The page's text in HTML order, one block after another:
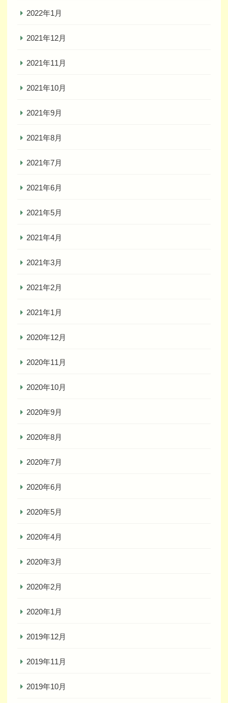
2022年1月
2021年12月
2021年11月
2021年10月
2021年9月
2021年8月
2021年7月
2021年6月
2021年5月
2021年4月
2021年3月
2021年2月
2021年1月
2020年12月
2020年11月
2020年10月
2020年9月
2020年8月
2020年7月
2020年6月
2020年5月
2020年4月
2020年3月
2020年2月
2020年1月
2019年12月
2019年11月
2019年10月